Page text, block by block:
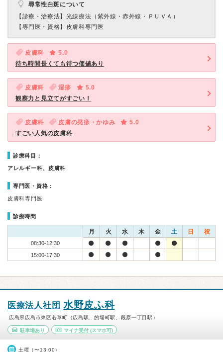
尋常性白斑について
【診療・治療法】 光線療法（紫外線・赤外線・ＰＵＶＡ）
【専門医・資格】 皮膚科専門医
皮膚科
5.0
待ち時間長くても待つ価値あり
皮膚科 湿疹
5.0
観察力と見立てがすごい！
皮膚科 皮膚の発疹・かゆみ
5.0
すごい人気の皮膚科
診療科目：
アレルギー科、皮膚科
専門医・資格：
皮膚科専門医
診療時間
月 火 水 木 金 土 日 祝
08:30-12:30
15:00-17:30
医療法人社団 水野皮ふ科
広島県広島市東区若草町（広島駅、的場町駅、段原一丁目駅）
駐車場あり マイナ受付(スマホ可)
土曜（〜13:00）